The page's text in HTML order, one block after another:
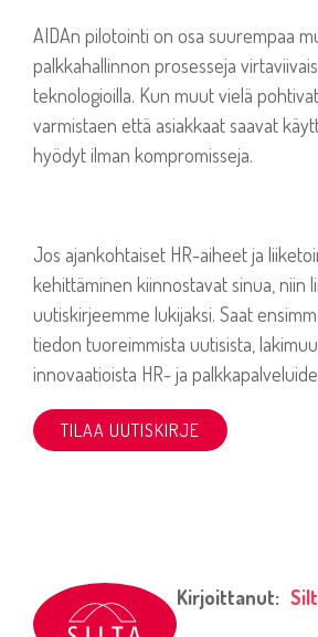
AIDAn pilotointi on osa suurempaa
palkkahallinnon prosesseja
teknologioilla. Kun muut vielä
varmistaen että asiakkaat saavat
hyödyt ilman kompromisseja.
Jos ajankohtaiset HR-aiheet ja
kehittäminen kiinnostavat sinua, niin
uutiskirjeemme lukijaksi. Saat
tiedon tuoreimmista uutisista,
innovaatioista HR- ja
TILAA UUTISKIRJE
Kirjoittanut: